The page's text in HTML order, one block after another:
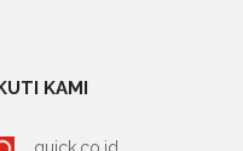
KAMI
quick.co.id